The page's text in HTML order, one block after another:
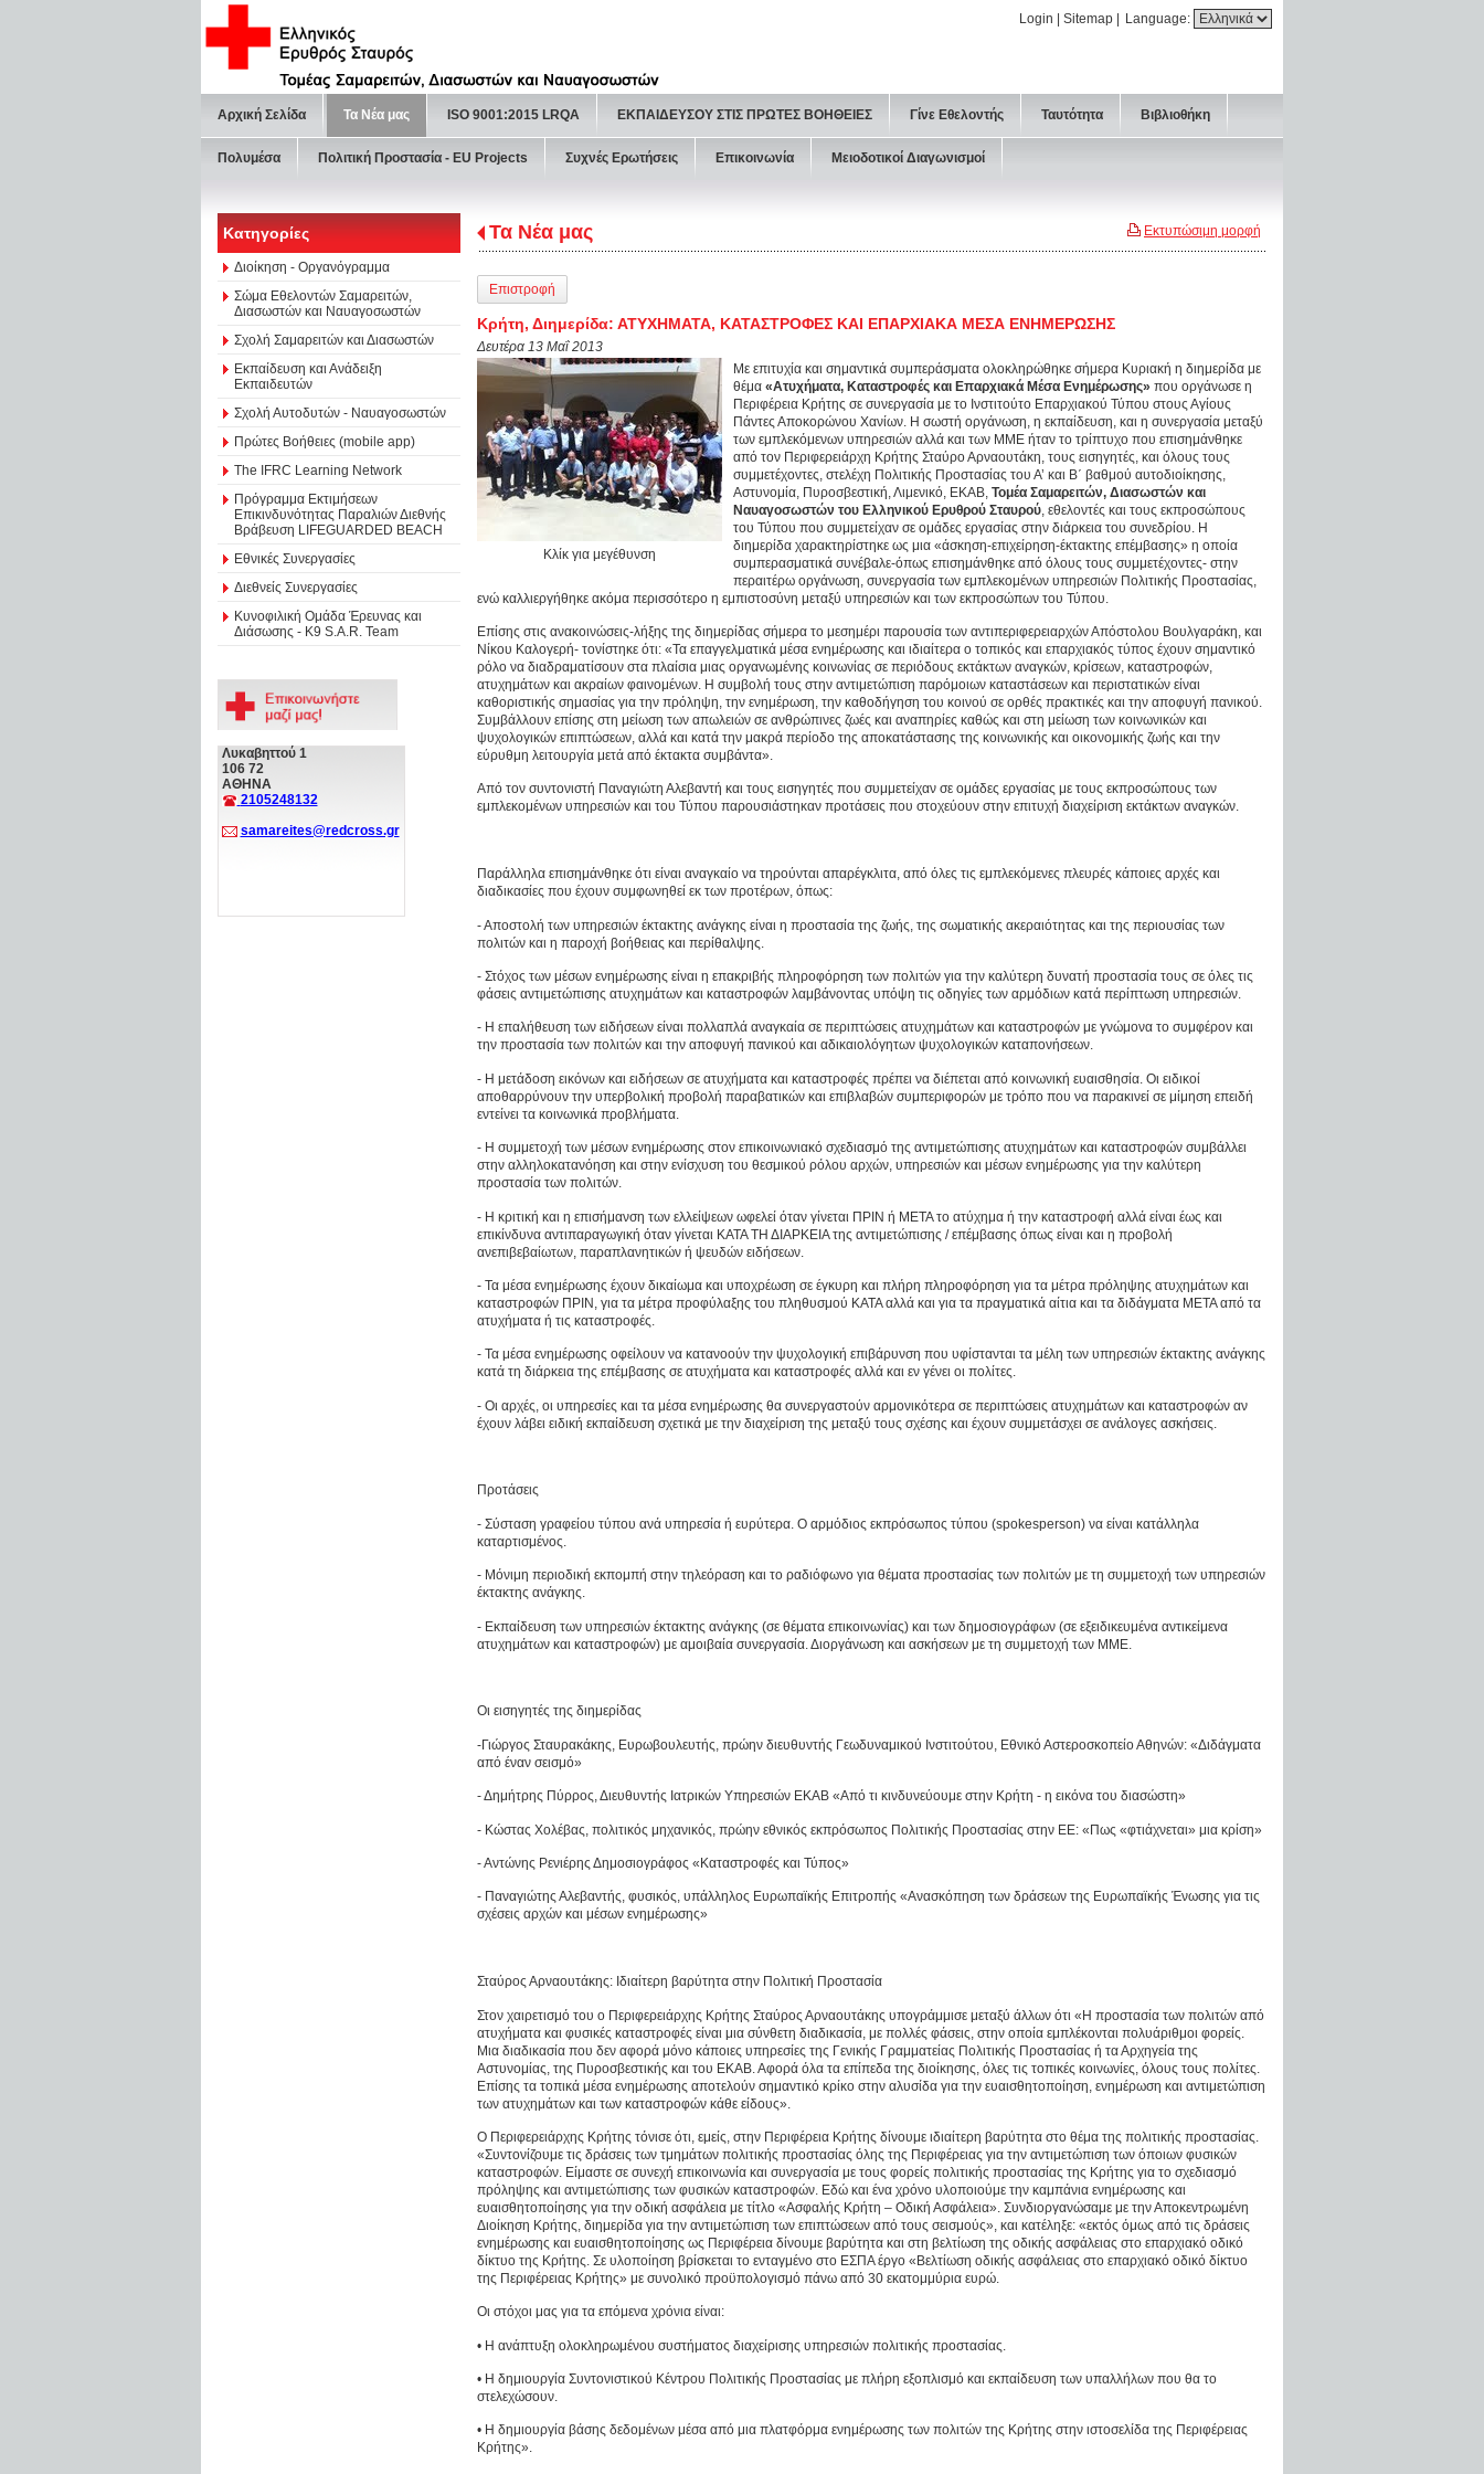
Language:
Login Sitemap
Αρχική Σελίδα Τα Νέα μας ISO 9001:2015 LRQA ΕΚΠΑΙΔΕΥΣΟΥ ΣΤΙΣ ΠΡΩΤΕΣ ΒΟΗΘΕΙΕΣ Γίνε Εθελοντής Ταυτότητα Βιβλιοθήκη
Πολυμέσα Πολιτική Προστασία - ΕU Projects Συχνές Ερωτήσεις Επικοινωνία Μειοδοτικοί Διαγωνισμοί
Κατηγορίες
Διοίκηση - Οργανόγραμμα
Σώμα Εθελοντών Σαμαρειτών,
Διασωστών και Ναυαγοσωστών
Σχολή Σαμαρειτών και Διασωστών
Εκπαίδευση και Ανάδειξη
Εκπαιδευτών
Σχολή Αυτοδυτών - Ναυαγοσωστών
Πρώτες Βοήθειες (mobile app)
The IFRC Learning Network
Πρόγραμμα Εκτιμήσεων
Επικινδυνότητας Παραλιών Διεθνής
Βράβευση LIFEGUARDED BEACH
Εθνικές Συνεργασίες
Διεθνείς Συνεργασίες
Κυνοφιλική Ομάδα Έρευνας και
Διάσωσης - Κ9 S.A.R. Team
Λυκαβηττού 1
106 72
ΑΘΗΝΑ
2105248132
samareites@redcross.gr
Εκτυπώσιμη μορφή
Τα Νέα μας
Επιστροφή
Κρήτη, Διημερίδα: ΑΤΥΧΗΜΑΤΑ, ΚΑΤΑΣΤΡΟΦΕΣ ΚΑΙ ΕΠΑΡΧΙΑΚΑ ΜΕΣΑ ΕΝΗΜΕΡΩΣΗΣ
Δευτέρα 13 Μαΐ 2013
Κλίκ για μεγέθυνση
Με επιτυχία και σημαντικά συμπεράσματα ολοκληρώθηκε σήμερα Κυριακή η διημερίδα με
θέμα «Ατυχήματα, Καταστροφές και Επαρχιακά Μέσα Ενημέρωσης» που οργάνωσε η
Περιφέρεια Κρήτης σε συνεργασία με το Ινστιτούτο Επαρχιακού Τύπου στους Αγίους
Πάντες Αποκορώνου Χανίων. Η σωστή οργάνωση, η εκπαίδευση, και η συνεργασία μεταξύ
των εμπλεκόμενων υπηρεσιών αλλά και των ΜΜΕ ήταν το τρίπτυχο που επισημάνθηκε
από τον Περιφερειάρχη Κρήτης Σταύρο Αρναουτάκη, τους εισηγητές, και όλους τους
συμμετέχοντες, στελέχη Πολιτικής Προστασίας του Α’ και Β΄ βαθμού αυτοδιοίκησης,
Αστυνομία, Πυροσβεστική, Λιμενικό, ΕΚΑΒ, Τομέα Σαμαρειτών, Διασωστών και
Ναυαγοσωστών του Ελληνικού Ερυθρού Σταυρού , εθελοντές και τους εκπροσώπους
του Τύπου που συμμετείχαν σε ομάδες εργασίας στην διάρκεια του συνεδρίου. Η
διημερίδα χαρακτηρίστηκε ως μια «άσκηση-επιχείρηση-έκτακτης επέμβασης» η οποία
συμπερασματικά συνέβαλε-όπως επισημάνθηκε από όλους τους συμμετέχοντες- στην
περαιτέρω οργάνωση, συνεργασία των εμπλεκομένων υπηρεσιών Πολιτικής Προστασίας,
ενώ καλλιεργήθηκε ακόμα περισσότερο η εμπιστοσύνη μεταξύ υπηρεσιών και των εκπροσώπων του Τύπου.
Επίσης στις ανακοινώσεις-λήξης της διημερίδας σήμερα το μεσημέρι παρουσία των αντιπεριφερειαρχών Απόστολου Βουλγαράκη, και
Νίκου Καλογερή- τονίστηκε ότι: «Τα επαγγελματικά μέσα ενημέρωσης και ιδιαίτερα ο τοπικός και επαρχιακός τύπος έχουν σημαντικό
ρόλο να διαδραματίσουν στα πλαίσια μιας οργανωμένης κοινωνίας σε περιόδους εκτάκτων αναγκών, κρίσεων, καταστροφών,
ατυχημάτων και ακραίων φαινομένων. Η συμβολή τους στην αντιμετώπιση παρόμοιων καταστάσεων και περιστατικών είναι
καθοριστικής σημασίας για την πρόληψη, την ενημέρωση, την καθοδήγηση του κοινού σε ορθές πρακτικές και την αποφυγή πανικού.
Συμβάλλουν επίσης στη μείωση των απωλειών σε ανθρώπινες ζωές και αναπηρίες καθώς και στη μείωση των κοινωνικών και
ψυχολογικών επιπτώσεων, αλλά και κατά την μακρά περίοδο της αποκατάστασης της κοινωνικής και οικονομικής ζωής και την
εύρυθμη λειτουργία μετά από έκτακτα συμβάντα».
Από τον συντονιστή Παναγιώτη Αλεβαντή και τους εισηγητές που συμμετείχαν σε ομάδες εργασίας με τους εκπροσώπους των
εμπλεκομένων υπηρεσιών και του Τύπου παρουσιάστηκαν προτάσεις που στοχεύουν στην επιτυχή διαχείριση εκτάκτων αναγκών.
Παράλληλα επισημάνθηκε ότι είναι αναγκαίο να τηρούνται απαρέγκλιτα, από όλες τις εμπλεκόμενες πλευρές κάποιες αρχές και
διαδικασίες που έχουν συμφωνηθεί εκ των προτέρων, όπως:
- Αποστολή των υπηρεσιών έκτακτης ανάγκης είναι η προστασία της ζωής, της σωματικής ακεραιότητας και της περιουσίας των
πολιτών και η παροχή βοήθειας και περίθαλψης.
- Στόχος των μέσων ενημέρωσης είναι η επακριβής πληροφόρηση των πολιτών για την καλύτερη δυνατή προστασία τους σε όλες τις
φάσεις αντιμετώπισης ατυχημάτων και καταστροφών λαμβάνοντας υπόψη τις οδηγίες των αρμόδιων κατά περίπτωση υπηρεσιών.
- Η επαλήθευση των ειδήσεων είναι πολλαπλά αναγκαία σε περιπτώσεις ατυχημάτων και καταστροφών με γνώμονα το συμφέρον και
την προστασία των πολιτών και την αποφυγή πανικού και αδικαιολόγητων ψυχολογικών καταπονήσεων.
- Η μετάδοση εικόνων και ειδήσεων σε ατυχήματα και καταστροφές πρέπει να διέπεται από κοινωνική ευαισθησία. Οι ειδικοί
αποθαρρύνουν την υπερβολική προβολή παραβατικών και επιβλαβών συμπεριφορών με τρόπο που να παρακινεί σε μίμηση επειδή
εντείνει τα κοινωνικά προβλήματα.
- Η συμμετοχή των μέσων ενημέρωσης στον επικοινωνιακό σχεδιασμό της αντιμετώπισης ατυχημάτων και καταστροφών συμβάλλει
στην αλληλοκατανόηση και στην ενίσχυση του θεσμικού ρόλου αρχών, υπηρεσιών και μέσων ενημέρωσης για την καλύτερη
προστασία των πολιτών.
- Η κριτική και η επισήμανση των ελλείψεων ωφελεί όταν γίνεται ΠΡΙΝ ή ΜΕΤΑ το ατύχημα ή την καταστροφή αλλά είναι έως και
επικίνδυνα αντιπαραγωγική όταν γίνεται ΚΑΤΑ ΤΗ ΔΙΑΡΚΕΙΑ της αντιμετώπισης / επέμβασης όπως είναι και η προβολή
ανεπιβεβαίωτων, παραπλανητικών ή ψευδών ειδήσεων.
- Τα μέσα ενημέρωσης έχουν δικαίωμα και υποχρέωση σε έγκυρη και πλήρη πληροφόρηση για τα μέτρα πρόληψης ατυχημάτων και
καταστροφών ΠΡΙΝ, για τα μέτρα προφύλαξης του πληθυσμού ΚΑΤΑ αλλά και για τα πραγματικά αίτια και τα διδάγματα ΜΕΤΑ από τα
ατυχήματα ή τις καταστροφές.
- Τα μέσα ενημέρωσης οφείλουν να κατανοούν την ψυχολογική επιβάρυνση που υφίστανται τα μέλη των υπηρεσιών έκτακτης ανάγκης
κατά τη διάρκεια της επέμβασης σε ατυχήματα και καταστροφές αλλά και εν γένει οι πολίτες.
- Οι αρχές, οι υπηρεσίες και τα μέσα ενημέρωσης θα συνεργαστούν αρμονικότερα σε περιπτώσεις ατυχημάτων και καταστροφών αν
έχουν λάβει ειδική εκπαίδευση σχετικά με την διαχείριση της μεταξύ τους σχέσης και έχουν συμμετάσχει σε ανάλογες ασκήσεις.
Προτάσεις
- Σύσταση γραφείου τύπου ανά υπηρεσία ή ευρύτερα. Ο αρμόδιος εκπρόσωπος τύπου (spokesperson) να είναι κατάλληλα
καταρτισμένος.
- Μόνιμη περιοδική εκπομπή στην τηλεόραση και το ραδιόφωνο για θέματα προστασίας των πολιτών με τη συμμετοχή των υπηρεσιών
έκτακτης ανάγκης.
- Εκπαίδευση των υπηρεσιών έκτακτης ανάγκης (σε θέματα επικοινωνίας) και των δημοσιογράφων (σε εξειδικευμένα αντικείμενα
ατυχημάτων και καταστροφών) με αμοιβαία συνεργασία. Διοργάνωση και ασκήσεων με τη συμμετοχή των ΜΜΕ.
Οι εισηγητές της διημερίδας
-Γιώργος Σταυρακάκης, Ευρωβουλευτής, πρώην διευθυντής Γεωδυναμικού Ινστιτούτου, Εθνικό Αστεροσκοπείο Αθηνών: «Διδάγματα
από έναν σεισμό»
- Δημήτρης Πύρρος, Διευθυντής Ιατρικών Υπηρεσιών ΕΚΑΒ «Από τι κινδυνεύουμε στην Κρήτη - η εικόνα του διασώστη»
- Κώστας Χολέβας, πολιτικός μηχανικός, πρώην εθνικός εκπρόσωπος Πολιτικής Προστασίας στην ΕΕ: «Πως «φτιάχνεται» μια κρίση»
- Αντώνης Ρενιέρης Δημοσιογράφος «Καταστροφές και Τύπος»
- Παναγιώτης Αλεβαντής, φυσικός, υπάλληλος Ευρωπαϊκής Επιτροπής «Ανασκόπηση των δράσεων της Ευρωπαϊκής Ένωσης για τις
σχέσεις αρχών και μέσων ενημέρωσης»
Σταύρος Αρναουτάκης: Ιδιαίτερη βαρύτητα στην Πολιτική Προστασία
Στον χαιρετισμό του ο Περιφερειάρχης Κρήτης Σταύρος Αρναουτάκης υπογράμμισε μεταξύ άλλων ότι «Η προστασία των πολιτών από
ατυχήματα και φυσικές καταστροφές είναι μια σύνθετη διαδικασία, με πολλές φάσεις, στην οποία εμπλέκονται πολυάριθμοι φορείς.
Μια διαδικασία που δεν αφορά μόνο κάποιες υπηρεσίες της Γενικής Γραμματείας Πολιτικής Προστασίας ή τα Αρχηγεία της
Αστυνομίας, της Πυροσβεστικής και του ΕΚΑΒ. Αφορά όλα τα επίπεδα της διοίκησης, όλες τις τοπικές κοινωνίες, όλους τους πολίτες.
Επίσης τα τοπικά μέσα ενημέρωσης αποτελούν σημαντικό κρίκο στην αλυσίδα για την ευαισθητοποίηση, ενημέρωση και αντιμετώπιση
των ατυχημάτων και των καταστροφών κάθε είδους».
Ο Περιφερειάρχης Κρήτης τόνισε ότι, εμείς, στην Περιφέρεια Κρήτης δίνουμε ιδιαίτερη βαρύτητα στο θέμα της πολιτικής προστασίας.
«Συντονίζουμε τις δράσεις των τμημάτων πολιτικής προστασίας όλης της Περιφέρειας για την αντιμετώπιση των όποιων φυσικών
καταστροφών. Είμαστε σε συνεχή επικοινωνία και συνεργασία με τους φορείς πολιτικής προστασίας της Κρήτης για το σχεδιασμό
πρόληψης και αντιμετώπισης των φυσικών καταστροφών. Εδώ και ένα χρόνο υλοποιούμε την καμπάνια ενημέρωσης και
ευαισθητοποίησης για την οδική ασφάλεια με τίτλο «Ασφαλής Κρήτη – Οδική Ασφάλεια». Συνδιοργανώσαμε με την Αποκεντρωμένη
Διοίκηση Κρήτης, διημερίδα για την αντιμετώπιση των επιπτώσεων από τους σεισμούς», και κατέληξε: «εκτός όμως από τις δράσεις
ενημέρωσης και ευαισθητοποίησης ως Περιφέρεια δίνουμε βαρύτητα και στη βελτίωση της οδικής ασφάλειας στο επαρχιακό οδικό
δίκτυο της Κρήτης. Σε υλοποίηση βρίσκεται το ενταγμένο στο ΕΣΠΑ έργο «Βελτίωση οδικής ασφάλειας στο επαρχιακό οδικό δίκτυο
της Περιφέρειας Κρήτης» με συνολικό προϋπολογισμό πάνω από 30 εκατομμύρια ευρώ.
Οι στόχοι μας για τα επόμενα χρόνια είναι:
• Η ανάπτυξη ολοκληρωμένου συστήματος διαχείρισης υπηρεσιών πολιτικής προστασίας.
• Η δημιουργία Συντονιστικού Κέντρου Πολιτικής Προστασίας με πλήρη εξοπλισμό και εκπαίδευση των υπαλλήλων που θα το
στελεχώσουν.
• Η δημιουργία βάσης δεδομένων μέσα από μια πλατφόρμα ενημέρωσης των πολιτών της Κρήτης στην ιστοσελίδα της Περιφέρειας
Κρήτης».